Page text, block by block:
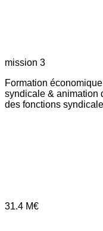
mission 3
Formation
syndicale & animation
des fonctions
31.4 M€